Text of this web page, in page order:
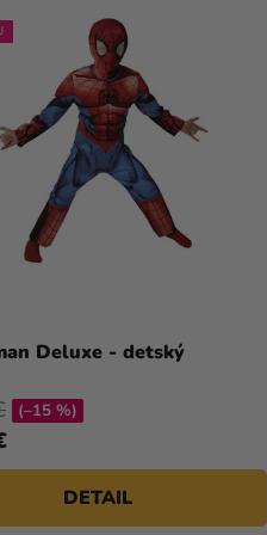
Deluxe - detský
(–15 %)
DETAIL